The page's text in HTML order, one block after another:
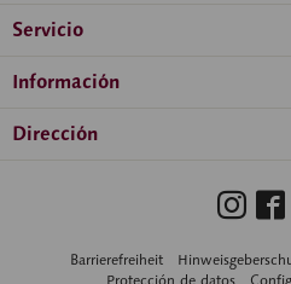
Servicio
Información
Dirección
Barrierefreiheit
Protección de datos